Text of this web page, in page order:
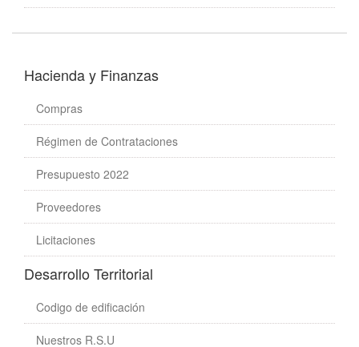
Hacienda y Finanzas
Compras
Régimen de Contrataciones
Presupuesto 2022
Proveedores
Licitaciones
Desarrollo Territorial
Codigo de edificación
Nuestros R.S.U